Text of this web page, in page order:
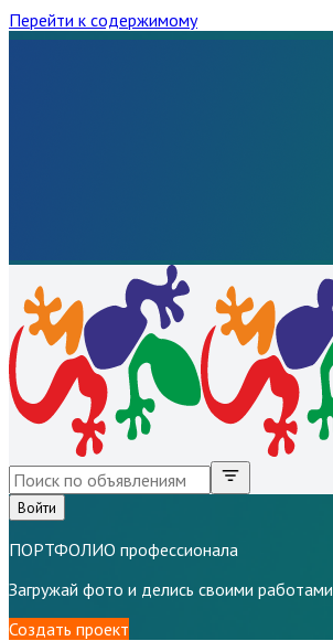
Перейти к содержимому
Войти
ПОРТФОЛИО профессионала
Загружай фото и делись своими работами
Создать проект